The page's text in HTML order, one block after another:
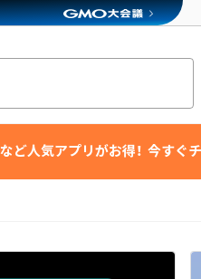
ど人気アプリがお得！ 今すぐ